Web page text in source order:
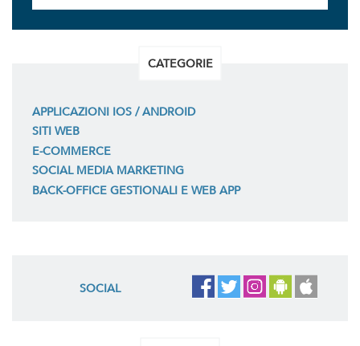
CATEGORIE
APPLICAZIONI IOS / ANDROID
SITI WEB
E-COMMERCE
SOCIAL MEDIA MARKETING
BACK-OFFICE GESTIONALI E WEB APP
SOCIAL